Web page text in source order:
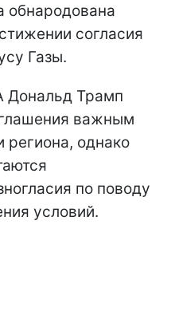
обнародована
согласия
Газы.
Дональд Трамп
важным
региона, однако
по поводу
условий.